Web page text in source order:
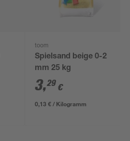
toom
Spielsand beige 0-2
mm 25 kg
3,29 €
0,13 € / Kilogramm